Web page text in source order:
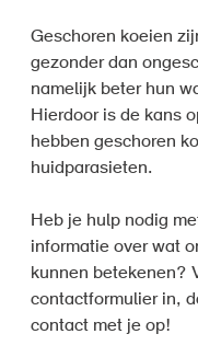
Geschoren koeien
gezonder dan
namelijk beter hun
Hierdoor is de kans
hebben geschoren
huidparasieten.
Heb je hulp nodig
informatie over wat
kunnen betekenen?
contactformulier in,
contact met je op!